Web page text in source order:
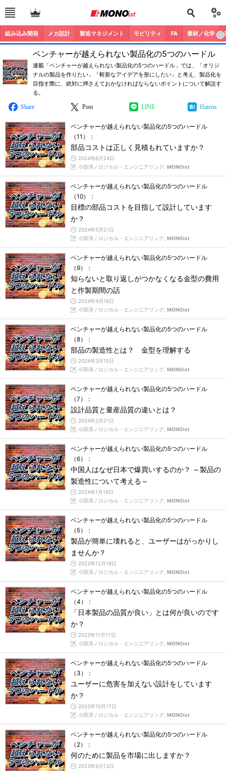
組み込み開発 メカ設計 製造マネジメント モビリティ FA 素材／化学
ベンチャーが越えられない製品化の5つのハードル
連載「ベンチャーが越えられない製品化の5つのハードル」では、「オリジ
ナルの製品を作りたい」「斬新なアイデアを形にしたい」と考え、製品化を
目指す際に、絶対に押さえておかなければならないポイントについて解説す
る。
Share
Post LINE Hatena
ベンチャーが越えられない製品化の5つのハードル
（11）：
部品コストは正しく見積もれていますか？
2024年6月24日
小田淳／ロジカル・エンジニアリング, MONOist
ベンチャーが越えられない製品化の5つのハードル
（10）：
目標の部品コストを目指して設計しています
か？
2024年5月21日
小田淳／ロジカル・エンジニアリング, MONOist
ベンチャーが越えられない製品化の5つのハードル
（9）：
知らないと取り返しがつかなくなる金型の費用
と作製期間の話
2024年4月19日
小田淳／ロジカル・エンジニアリング, MONOist
ベンチャーが越えられない製品化の5つのハードル
（8）：
部品の製造性とは？ 金型を理解する
2024年3月15日
小田淳／ロジカル・エンジニアリング, MONOist
ベンチャーが越えられない製品化の5つのハードル
（7）：
設計品質と量産品質の違いとは？
2024年2月21日
小田淳／ロジカル・エンジニアリング, MONOist
ベンチャーが越えられない製品化の5つのハードル
（6）：
中国人はなぜ日本で爆買いするのか？ ～製品の
製造性について考える～
2024年1月18日
小田淳／ロジカル・エンジニアリング, MONOist
ベンチャーが越えられない製品化の5つのハードル
（5）：
製品が簡単に壊れると、ユーザーはがっかりし
ませんか？
2023年12月18日
小田淳／ロジカル・エンジニアリング, MONOist
ベンチャーが越えられない製品化の5つのハードル
（4）：
「日本製品の品質が良い」とは何が良いのです
か？
2023年11月17日
小田淳／ロジカル・エンジニアリング, MONOist
ベンチャーが越えられない製品化の5つのハードル
（3）：
ユーザーに危害を加えない設計をしています
か？
2023年10月17日
小田淳／ロジカル・エンジニアリング, MONOist
ベンチャーが越えられない製品化の5つのハードル
（2）：
何のために製品を市場に出しますか？
2023年9月13日